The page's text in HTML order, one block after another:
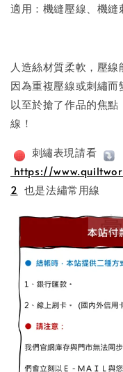
適用：機縫壓線、機縫
人造絲材質柔軟，壓
因為重複壓線或刺繡
以至於搶了作品的焦
線！
刺繡表現請看
https://
2 也是法繡常用線